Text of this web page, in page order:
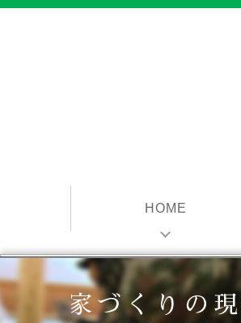
HOME